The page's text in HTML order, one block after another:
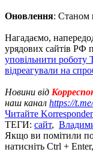
Оновлення: Станом
Нагадаємо,
урядових сайтів РФ
уповільнити роботу
відреагували на
Новини від
наш канал https://
Читайте
ТЕГИ: сайт,
Якщо ви помітили
натисніть Ctrl +